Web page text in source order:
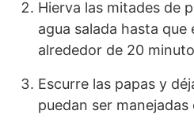
Hierva las mitades de
agua salada hasta que
alrededor de 20
Escurre las papas y
puedan ser